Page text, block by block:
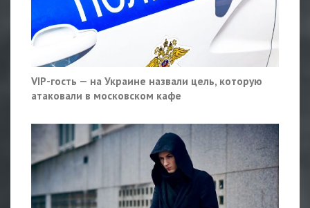
VIP-гость — на Украине назвали цель, которую
атаковали в московском кафе